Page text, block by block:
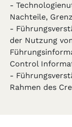
-
Nachteile,
-
der Nutzung
Control
-
Rahmen des